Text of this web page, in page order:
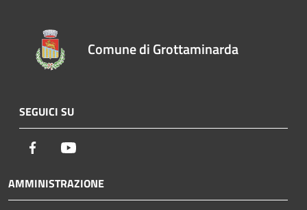
Comune di Grottaminarda
SEGUICI SU
Facebook
AMMINISTRAZIONE